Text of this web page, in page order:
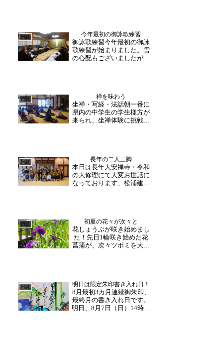
根屋根はこけらも葺き終わ
り上屋の銅板葺きが始まり
ました。昨年の秋ごろの
小...
日誌 今年最初の御詠歌練習
御詠歌練習今年最初の御詠
歌練習が始まりました。雪
の心配もございましたが、
こえてきました。あっとい
う間の時間でしたが、茶礼
の時間もあり、良いスタ
ー...
日誌 禅を味わう
坐禅・写経・法話朝一番に
県内の中学生の学生様方が
来られ、坐禅体験に挑戦さ
り呼吸の仕方に気をつけな
がら集中して坐られていま
した。お昼からは定例の
写...
日誌 長年の二人三脚
本日は長年大安禅寺・令和
の大修理にて大変お世話に
なっております、松浦建設
ゃり、長年の連携で一日一
日と即座に変化していく現
場スピードにいつも驚か
さ...
日誌 初夏の花々が次々と
花しょうぶが咲き始めまし
た！先日1輪咲き始めた花
菖蒲が、次々ツボミを大き
本日も園内の整備を。訪れ
る方々に楽しんでいただけ
るよう、連日作業を進め
ら...
日誌 明日は限定朱印書き入れ日！
8月最初3カ月連続御朱印、
最終月の書き入れ日です。
明日、8月7日（日）14時～